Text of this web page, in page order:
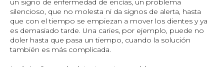
silencioso, que no molesta ni da signos de alerta, hasta
que con el tiempo se empiezan a mover los dientes y ya
es demasiado tarde. Una caries, por ejemplo, puede no
doler hasta que pasa un tiempo, cuando la solución
también es más complicada.